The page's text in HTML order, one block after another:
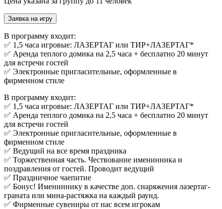
Заявка на игру
В программу входит:
✅ 1,5 часа игровые: ЛАЗЕРТАГ или ТИР+ЛАЗЕРТАГ*
✅ Аренда теплого домика на 2,5 часа + бесплатно 20 минут
для встречи гостей
✅ Электронные пригласительные, оформленные в
фирменном стиле
В программу входит:
✅ 1,5 часа игровые: ЛАЗЕРТАГ или ТИР+ЛАЗЕРТАГ*
✅ Аренда теплого домика на 2,5 часа + бесплатно 20 минут
для встречи гостей
✅ Электронные пригласительные, оформленные в
фирменном стиле
✅ Ведущий на все время праздника
✅ Торжественная часть. Чествование именинника и
поздравления от гостей. Проводит ведущий
✅ Праздничное чаепитие
✅ Бонус! Имениннику в качестве доп. снаряжения лазертаг-
граната или мина-растяжка на каждый раунд.
✅ Фирменные сувениры от нас всем игрокам